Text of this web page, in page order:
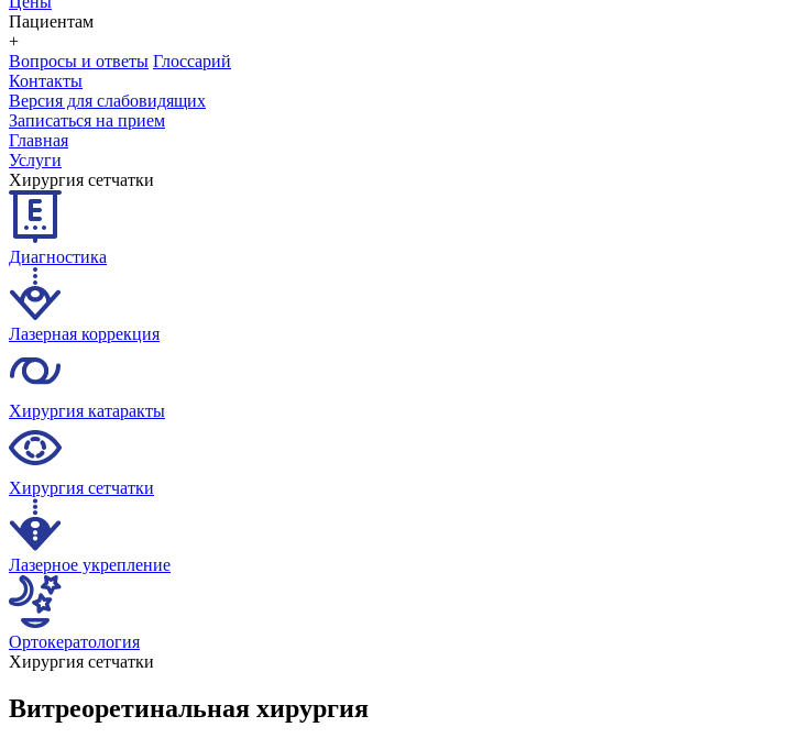
Пациентам
+
Вопросы и ответы Глоссарий
Контакты
Версия для слабовидящих
Записаться на прием
Главная
Услуги
Хирургия сетчатки
Диагностика
Лазерная коррекция
Хирургия катаракты
Хирургия сетчатки
Лазерное укрепление
Ортокератология
Хирургия сетчатки
Витреоретинальная хирургия